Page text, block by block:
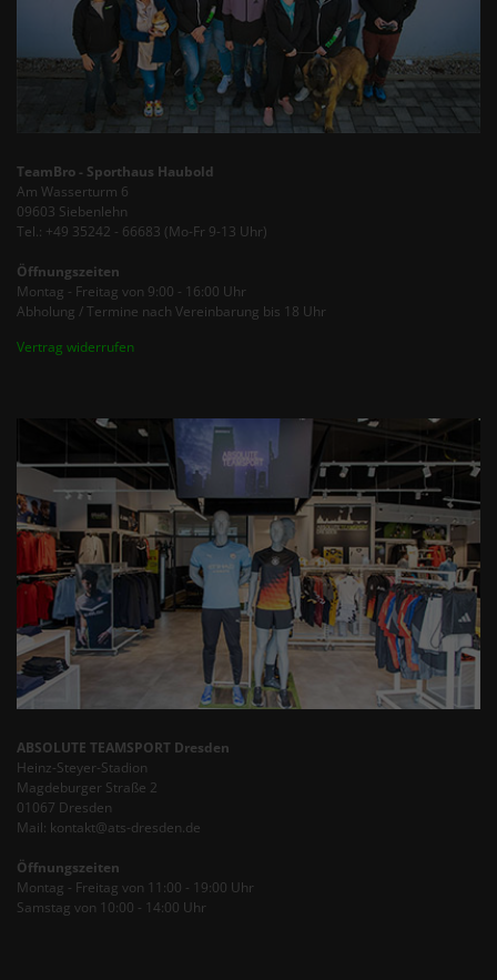
TeamBro - Sporthaus Haubold
Am Wasserturm 6
09603 Siebenlehn
Tel.: +49 35242 - 66683 (Mo-Fr 9-13 Uhr)
Öffnungszeiten
Montag - Freitag von 9:00 - 16:00 Uhr
Abholung / Termine nach Vereinbarung bis 18 Uhr
Vertrag widerrufen
ABSOLUTE TEAMSPORT Dresden
Heinz-Steyer-Stadion
Magdeburger Straße 2
01067 Dresden
Mail: kontakt@ats-dresden.de
Öffnungszeiten
Montag - Freitag von 11:00 - 19:00 Uhr
Samstag von 10:00 - 14:00 Uhr